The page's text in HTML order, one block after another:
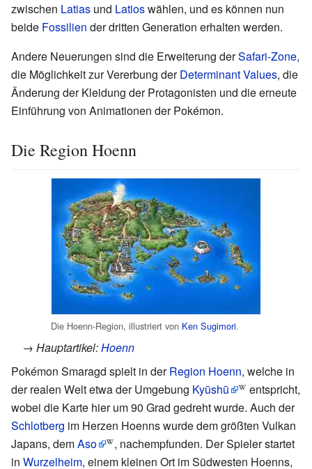
zwischen Latias und Latioswählen, und es können nun
beide Fossilien der dritten Generation erhalten werden.
Andere Neuerungen sind die Erweiterung derSafari-Zone,
die Möglichkeit zur Vererbung derDeterminant Values, die
Änderung der Kleidung der Protagonisten und die erneute
Einführung von Animationen der Pokémon.
Die Region Hoenn
Die Hoenn-Region, illustriert von Ken Sugimori.
→ Hauptartikel:Hoenn
Pokémon Smaragd spielt in derRegion Hoenn, welche in
der realen Welt etwa der Umgebung Kyūshū
entspricht,
wobei die Karte hier um 90 Grad gedreht wurde. Auch der
Schlotberg im Herzen Hoenns wurde dem größten Vulkan
Japans, demAso
, nachempfunden. Der Spieler startet
in Wurzelheim, einem kleinen Ort im Südwesten Hoenns,